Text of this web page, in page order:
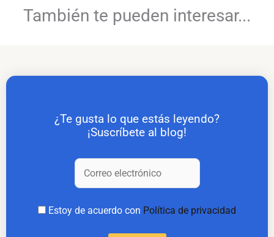
También te pueden interesar...
¿Te gusta lo que estás leyendo?
¡Suscríbete al blog!
Estoy de acuerdo con Política de privacidad